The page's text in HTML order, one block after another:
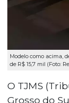
Modelo como acima,
de R$ 15,7 mil (Foto:
O TJMS
Grosso do